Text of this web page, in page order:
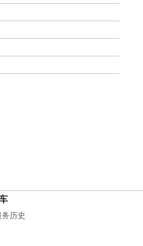
历史